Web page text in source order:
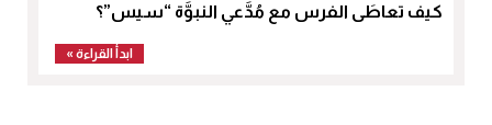
كيف تعاطَى الفرس مع مُدَّعي النبوَّة “سيس”؟
ابدأ القراءة »